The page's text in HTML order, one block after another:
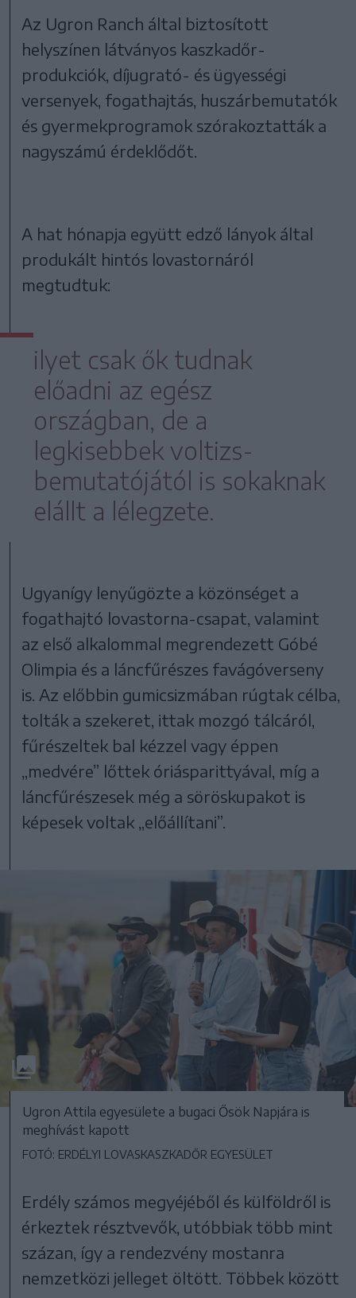
Az Ugron Ranch által biztosított
helyszínen látványos kaszkadőr-
produkciók, díjugrató- és ügyességi
versenyek, fogathajtás, huszárbemutatók
és gyermekprogramok szórakoztatták a
nagyszámú érdeklődőt.
A hat hónapja együtt edző lányok által
produkált hintós lovastornáról
megtudtuk:
ilyet csak ők tudnak
előadni az egész
országban, de a
legkisebbek voltizs-
bemutatójától is sokaknak
elállt a lélegzete.
Ugyanígy lenyűgözte a közönséget a
fogathajtó lovastorna-csapat, valamint
az első alkalommal megrendezett Góbé
Olimpia és a láncfűrészes favágóverseny
is. Az előbbin gumicsizmában rúgtak célba,
tolták a szekeret, ittak mozgó tálcáról,
fűrészeltek bal kézzel vagy éppen
„medvére” lőttek óriásparittyával, míg a
láncfűrészesek még a söröskupakot is
képesek voltak „előállítani”.
Ugron Attila egyesülete a bugaci Ősök Napjára is
meghívást kapott
FOTÓ: ERDÉLYI LOVASKASZKADŐR EGYESÜLET
Erdély számos megyéjéből és külföldről is
érkeztek résztvevők, utóbbiak több mint
százan, így a rendezvény mostanra
nemzetközi jelleget öltött. Többek között